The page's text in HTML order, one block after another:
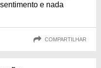
e nada
COMPARTILHAR